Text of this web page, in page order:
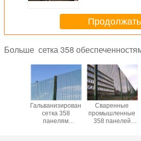
Продолжать
Больше сетка 358
Гальванизированный
сетка 358
панелям
Сваренные
промышленные
358 панелей